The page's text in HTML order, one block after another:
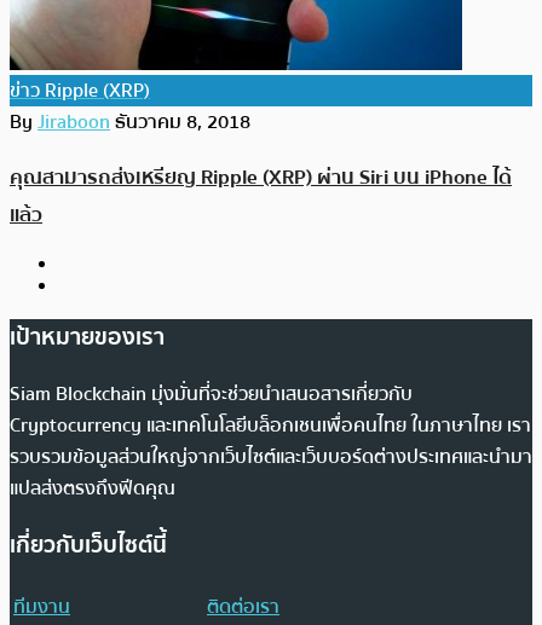
ข่าว Ripple (XRP)
ByJiraboonธันวาคม 8, 2018
คุณสามารถส่งเหรียญ Ripple (XRP) ผ่าน Siri บน iPhone ได้
แล้ว
เป้าหมายของเรา
Siam Blockchain มุ่งมั่นที่จะช่วยนำเสนอสารเกี่ยวกับ
Cryptocurrency และเทคโนโลยีบล็อกเชนเพื่อคนไทย ในภาษาไทย เรา
รวบรวมข้อมูลส่วนใหญ่จากเว็บไซต์และเว็บบอร์ดต่างประเทศและนำมา
แปลส่งตรงถึงฟีดคุณ
เกี่ยวกับเว็บไซต์นี้
ทีมงาน
ติดต่อเรา